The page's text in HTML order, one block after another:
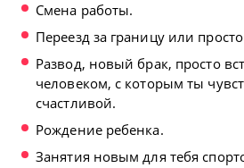
Смена работы.
Переезд за границу или
Развод, новый брак, просто
человеком, с которым ты
счастливой.
Рождение ребенка.
Занятия новым для тебя